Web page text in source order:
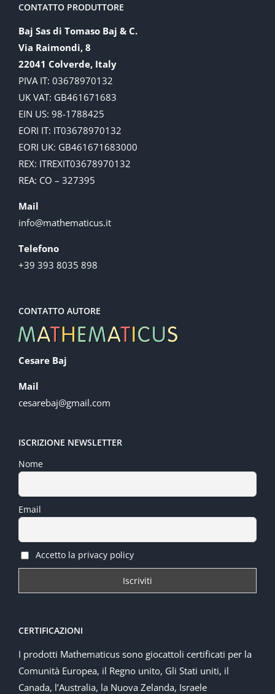
CONTATTO PRODUTTORE
Baj Sas di Tomaso Baj & C.
Via Raimondi, 8
22041 Colverde, Italy
PIVA IT: 03678970132
UK VAT: GB461671683
EIN US: 98-1788425
EORI IT: IT03678970132
EORI UK: GB461671683000
REX: ITREXIT03678970132
REA: CO – 327395
Mail
info@mathematicus.it
Telefono
+39 393 8035 898
CONTATTO AUTORE
Cesare Baj
Mail
cesarebaj@gmail.com
ISCRIZIONE NEWSLETTER
Nome
Email
Accetto la privacy policy
CERTIFICAZIONI
I prodotti Mathematicus sono giocattoli certificati per la
Comunità Europea, il Regno unito, Gli Stati uniti, il
Canada, l’Australia, la Nuova Zelanda, Israele